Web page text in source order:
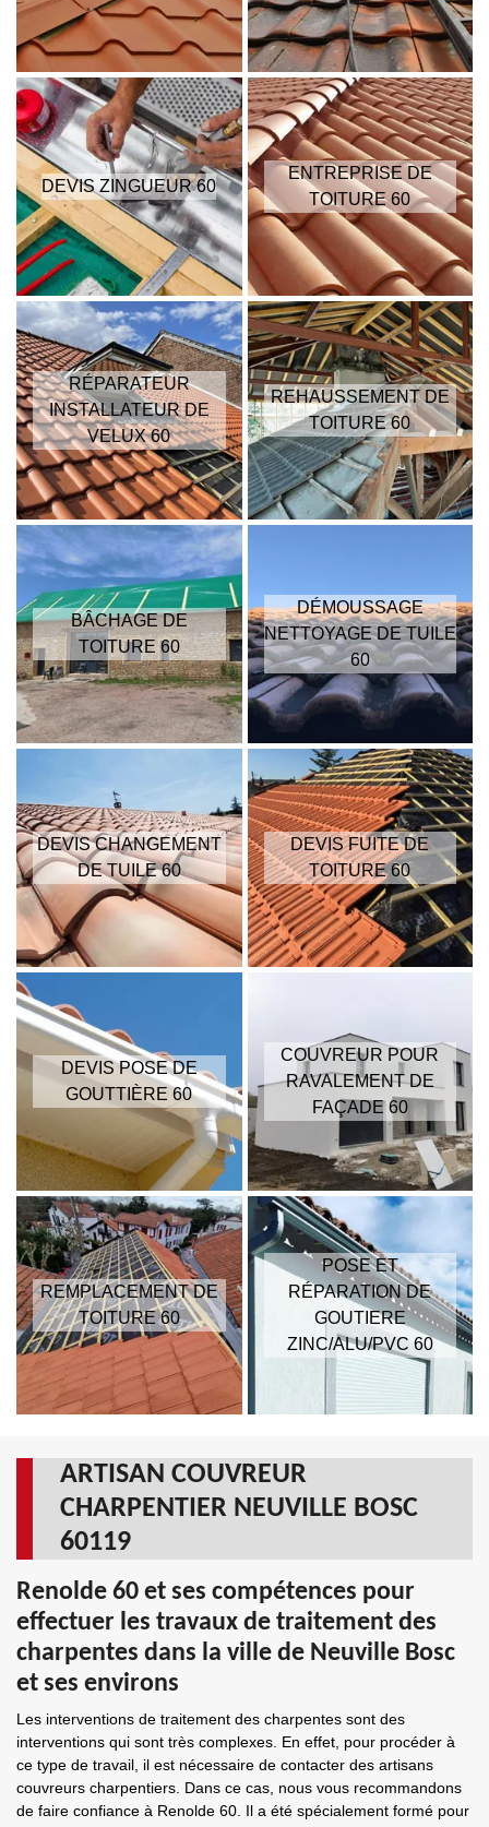
DEVIS ZINGUEUR 60
ENTREPRISE DE
TOITURE 60
RÉPARATEUR
INSTALLATEUR DE
VELUX 60
REHAUSSEMENT DE
TOITURE 60
BÂCHAGE DE
TOITURE 60
DÉMOUSSAGE
NETTOYAGE DE TUILE
60
DEVIS CHANGEMENT
DE TUILE 60
DEVIS FUITE DE
TOITURE 60
DEVIS POSE DE
GOUTTIÈRE 60
COUVREUR POUR
RAVALEMENT DE
FAÇADE 60
REMPLACEMENT DE
TOITURE 60
POSE ET
RÉPARATION DE
GOUTIERE
ZINC/ALU/PVC 60
ARTISAN COUVREUR
CHARPENTIER NEUVILLE BOSC
60119
Renolde 60 et ses compétences pour
effectuer les travaux de traitement des
charpentes dans la ville de Neuville Bosc
et ses environs
Les interventions de traitement des charpentes sont des
interventions qui sont très complexes. En effet, pour procéder à
ce type de travail, il est nécessaire de contacter des artisans
couvreurs charpentiers. Dans ce cas, nous vous recommandons
de faire confiance à Renolde 60. Il a été spécialement formé pour